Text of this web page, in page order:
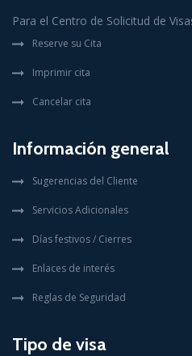
Para el Centro de Solicitud de
Reserve su Cita
Imprimir cita
Cancelar cita
Información general
Sugerencias del Cliente
Servicios Adicionales
Días festivos / Cierres
Enlaces de interés
Reglas de Seguridad
Tipo de visa